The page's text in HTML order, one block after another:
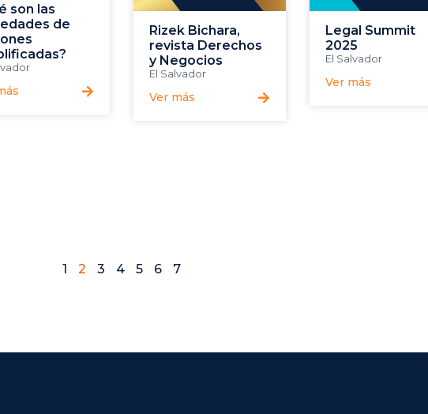
son las
de
Rizek Bichara,
revista Derechos
y Negocios
El Salvador
Ver más
Legal Summit
2025
El Salvador
Ver más
1 2 3 4 5 6 7